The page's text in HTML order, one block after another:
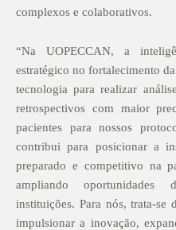
complexos e colaborativos.
“Na UOPECCAN, a
estratégico no fortalecimento
tecnologia para realizar
retrospectivos com maior
pacientes para nossos
contribui para posicionar a
preparado e competitivo na
ampliando
instituições. Para nós, trata-se
impulsionar a inovação,